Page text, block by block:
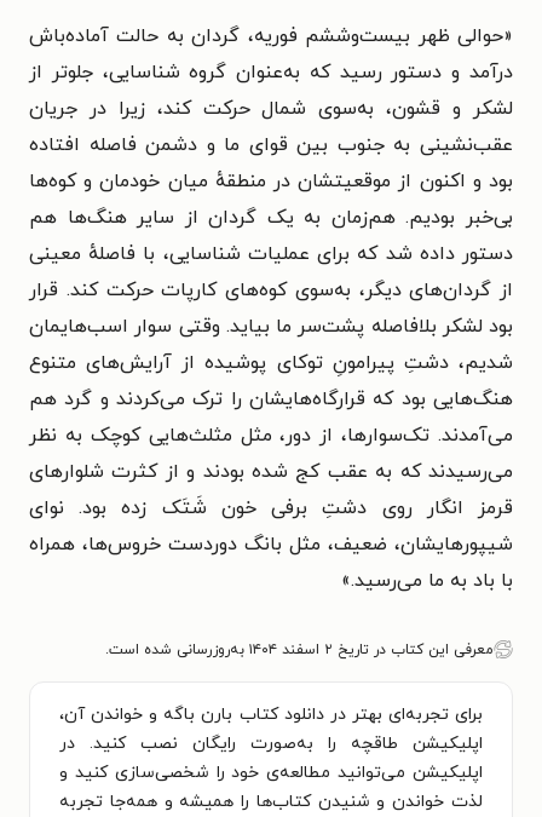
«حوالی ظهر بیست‌وششم فوریه، گردان به حالت آماده‌باش
درآمد و دستور رسید که به‌عنوان گروه شناسایی، جلوتر از
لشکر و قشون، به‌سوی شمال حرکت کند، زیرا در جریان
عقب‌نشینی به جنوب بین قوای ما و دشمن فاصله افتاده
بود و اکنون از موقعیتشان در منطقهٔ میان خودمان و کوه‌ها
بی‌خبر بودیم. هم‌زمان به یک گردان از سایر هنگ‌ها هم
دستور داده شد که برای عملیات شناسایی، با فاصلهٔ معینی
از گردان‌های دیگر، به‌سوی کوه‌های کارپات حرکت کند. قرار
بود لشکر بلافاصله پشت‌سر ما بیاید. وقتی سوار اسب‌هایمان
شدیم، دشتِ پیرامونِ توکای پوشیده از آرایش‌های متنوع
هنگ‌هایی بود که قرارگاه‌هایشان را ترک می‌کردند و گرد هم
می‌آمدند. تک‌سوارها، از دور، مثل مثلث‌هایی کوچک به نظر
می‌رسیدند که به عقب کج شده بودند و از کثرت شلوارهای
قرمز انگار روی دشتِ برفی خون شَتَک زده بود. نوای
شیپورهایشان، ضعیف، مثل بانگ دوردست خروس‌ها، همراه
با باد به ما می‌رسید.»
معرفی این کتاب در تاریخ ۲ اسفند ۱۴۰۴ به‌روزرسانی شده است.
برای تجربه‌ای بهتر در دانلود کتاب بارن باگه و خواندن آن،
اپلیکیشن طاقچه را به‌صورت رایگان نصب کنید. در
اپلیکیشن می‌توانید مطالعه‌ی خود را شخصی‌سازی کنید و
لذت خواندن و شنیدن کتاب‌ها را همیشه و همه‌جا تجربه